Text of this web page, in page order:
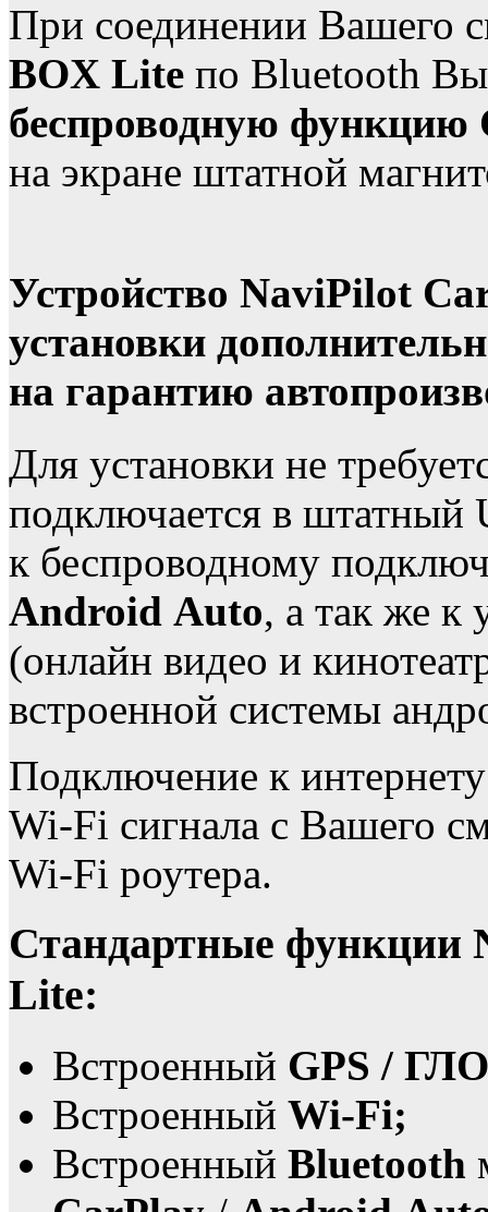
При соединении Вашего
BOX Lite по Bluetooth Вы
беспроводную
на экране штатной
Устройство NaviPilot
установки
на гарантию
Для установки не
подключается в штатный
к беспроводному
Android Auto, а так же к
(онлайн видео и
встроенной системы
Подключение к интернету
Wi-Fi сигнала с Вашего
Wi-Fi роутера.
Стандартные функции
Lite:
Встроенный GPS /
Встроенный Wi-Fi;
Встроенный Bluetooth